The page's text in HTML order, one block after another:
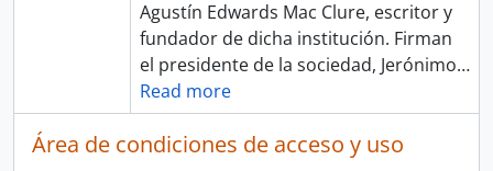
Agustín Edwards Mac Clure, escritor y
fundador de dicha institución. Firman
el presidente de la sociedad, Jerónimo…
Read more
Área de condiciones de acceso y uso